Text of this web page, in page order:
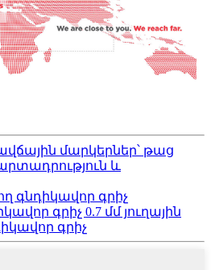
մարկերներ՝ թաց
և
գնդիկավոր գրիչ
գրիչ 0.7 մմ յուղային
գրիչ